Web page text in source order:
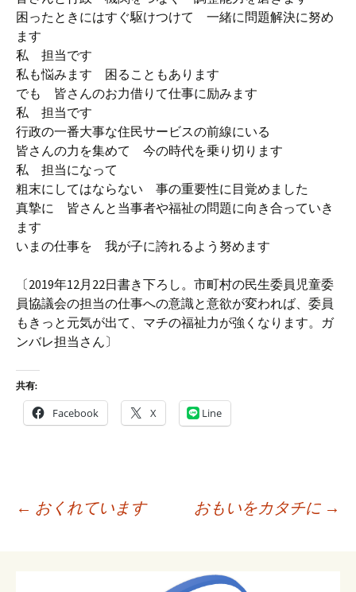
困ったときにはすぐ駆けつけて 一緒に問題解決に努め
ます
私 担当です
私も悩みます 困ることもあります
でも 皆さんのお力借りて仕事に励みます
私 担当です
行政の一番大事な住民サービスの前線にいる
皆さんの力を集めて 今の時代を乗り切ります
私 担当になって
粗末にしてはならない 事の重要性に目覚めました
真摯に 皆さんと当事者や福祉の問題に向き合っていき
ます
いまの仕事を 我が子に誇れるよう努めます
〔2019年12月22日書き下ろし。市町村の民生委員児童委
員協議会の担当の仕事への意識と意欲が変われば、委員
もきっと元気が出て、マチの福祉力が強くなります。ガ
ンバレ担当さん〕
共有:
Facebook X Line
← おくれています おもいをカタチに →